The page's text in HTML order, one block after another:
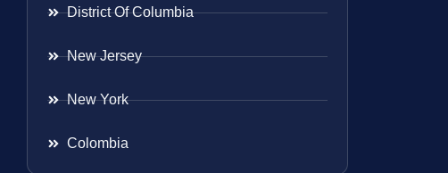
District Of Columbia
New Jersey
New York
Colombia